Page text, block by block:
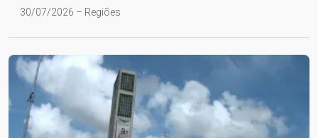
30/07/2026 – Regiões